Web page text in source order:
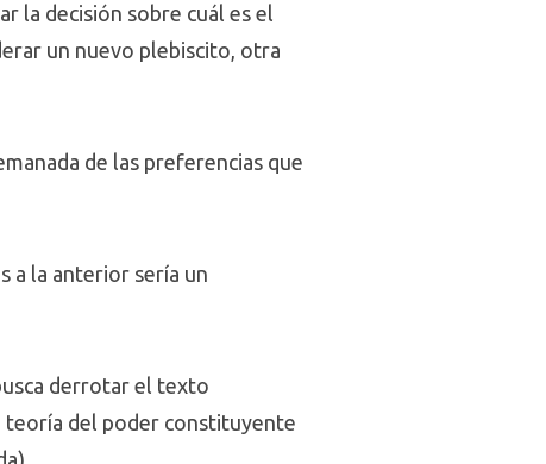
la decisión sobre cuál es el
un nuevo plebiscito, otra
de las preferencias que
a la anterior sería un
derrotar el texto
teoría del poder constituyente